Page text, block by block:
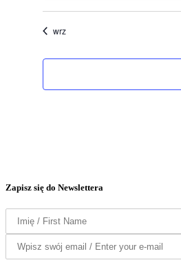
wrz
Zapisz się do Newslettera